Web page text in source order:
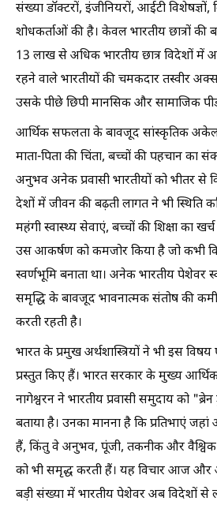
संख्या डॉक्टरों, इंजीनियरों, आईटी विशेषज्ञों,
शोधकर्ताओं की है। केवल भारतीय छात्रों की
13 लाख से अधिक भारतीय छात्र विदेशों में
रहने वाले भारतीयों की चमकदार तस्वीर
उसके पीछे छिपी मानसिक और सामाजिक
आर्थिक सफलता के बावजूद सांस्कृतिक
माता-पिता की चिंता, बच्चों की पहचान का
अनुभव अनेक प्रवासी भारतीयों को भीतर से
देशों में जीवन की बढ़ती लागत ने भी स्थिति
महंगी स्वास्थ्य सेवाएं, बच्चों की शिक्षा का
उस आकर्षण को कमजोर किया है जो कभी
स्वर्णभूमि बनाता था। अनेक भारतीय पेशेवर
समृद्धि के बावजूद भावनात्मक संतोष की
करती रहती है।
भारत के प्रमुख अर्थशास्त्रियों ने भी इस विषय
प्रस्तुत किए हैं। भारत सरकार के मुख्य
नागेश्वरन ने भारतीय प्रवासी समुदाय को
बताया है। उनका मानना है कि प्रतिभाएं
हैं, किंतु वे अनुभव, पूंजी, तकनीक और
को भी समृद्ध करती हैं। यह विचार आज और
बड़ी संख्या में भारतीय पेशेवर अब विदेशों से